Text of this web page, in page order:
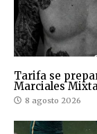
Tarifa se
Marciales
8 agosto 2026